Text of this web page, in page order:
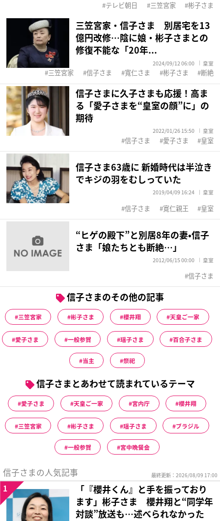
テレビ朝日 三笠宮家 彬子さま
三笠宮家・信子さま 別居宅を13
億円改修…陰に娘・彬子さまとの
修復不能な「20年...
2024/09/12 06:00 皇室
三笠宮家 信子さま 寬仁さま 彬子さま 断絶
信子さまに久子さまも応援！高ま
る「愛子さまを“皇室の顔”に」の
期待
2022/01/26 15:50 皇室
信子さま 愛子さま 皇室
信子さま63歳に 新婚時代は半泣き
でキジの羽をむしっていた
2019/04/09 16:24 皇室
信子さま 寛仁親王 皇室
“ヒゲの殿下”と別居8年の妻•信子
さま「娘たちとも断絶…」
2012/06/15 00:00 皇室
信子さま
信子さまのその他の記事
三笠宮家 彬子さま 櫻井翔 天皇ご一家
愛子さま 一般参賀 瑶子さま 百合子さま
当主 祭祀
信子さまとあわせて読まれているテーマ
愛子さま 天皇ご一家 宮内庁 櫻井翔
三笠宮家 彬子さま 瑶子さま ブラジル
一般参賀 宮中晩餐会
信子さまの人気記事 最終更新：2026/08/09 17:00
「『櫻井くん』と手を振っており
ます」彬子さま 櫻井翔と“同学年
対談”放送も…述べられなかった
1